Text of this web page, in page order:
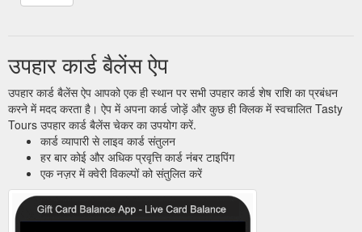
उपहार कार्ड बैलेंस ऐप
उपहार कार्ड बैलेंस ऐप आपको एक ही स्थान पर सभी उपहार कार्ड शेष राशि का प्रबंधन
करने में मदद करता है। ऐप में अपना कार्ड जोड़ें और कुछ ही क्लिक में स्वचालित Tasty
Tours उपहार कार्ड बैलेंस चेकर का उपयोग करें.
कार्ड व्यापारी से लाइव कार्ड संतुलन
हर बार कोई और अधिक प्रवृत्ति कार्ड नंबर टाइपिंग
एक नज़र में क्वेरी विकल्पों को संतुलित करें